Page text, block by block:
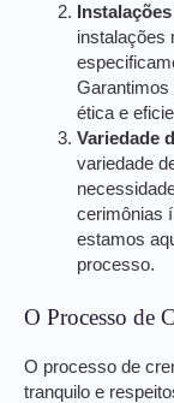
instalações
Garantimos
ética e
Variedade
variedade
cerimônias
estamos
processo.
O Processo de
O processo de
tranquilo e